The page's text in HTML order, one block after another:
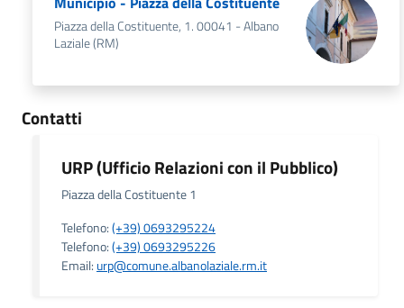
Piazza della Costituente, 1. 00041 - Albano
Laziale (RM)
Contatti
URP (Ufficio Relazioni con il Pubblico)
Piazza della Costituente 1
Telefono:(+39) 0693295224
Telefono:(+39) 0693295226
Email: urp@comune.albanolaziale.rm.it